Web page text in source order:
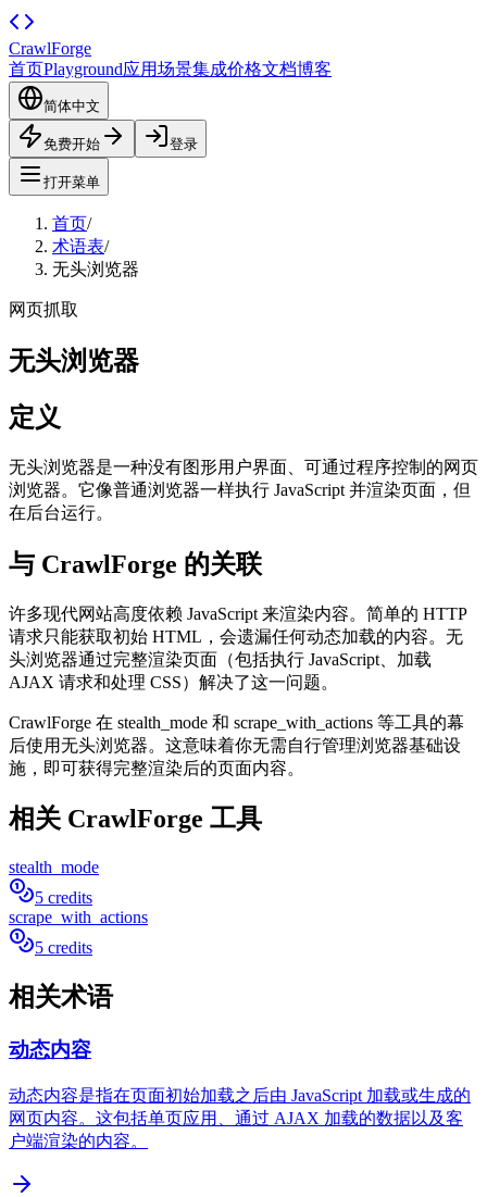
CrawlForge
首页Playground应用场景集成价格文档博客
简体中文
免费开始 登录
打开菜单
首页/
术语表/
无头浏览器
网页抓取
无头浏览器
定义
无头浏览器是一种没有图形用户界面、可通过程序控制的网页
浏览器。它像普通浏览器一样执行 JavaScript 并渲染页面，但
在后台运行。
与 CrawlForge 的关联
许多现代网站高度依赖 JavaScript 来渲染内容。简单的 HTTP
请求只能获取初始 HTML，会遗漏任何动态加载的内容。无
头浏览器通过完整渲染页面（包括执行 JavaScript、加载
AJAX 请求和处理 CSS）解决了这一问题。
CrawlForge 在 stealth_mode 和 scrape_with_actions 等工具的幕
后使用无头浏览器。这意味着你无需自行管理浏览器基础设
施，即可获得完整渲染后的页面内容。
相关 CrawlForge 工具
stealth_mode
5 credits
scrape_with_actions
5 credits
相关术语
动态内容
动态内容是指在页面初始加载之后由 JavaScript 加载或生成的
网页内容。这包括单页应用、通过 AJAX 加载的数据以及客
户端渲染的内容。